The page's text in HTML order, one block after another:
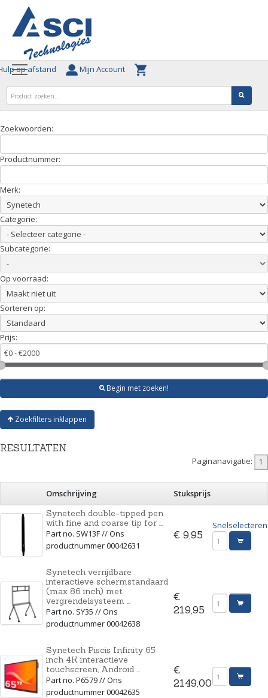
op afstand Mijn Account
Zoekwoorden:
Productnummer:
Merk:
Categorie:
Subcategorie:
Op voorraad:
Sorteren op:
Prijs:
Begin met zoeken!
Zoekfilters inklappen
RESULTATEN
Paginanavigatie:
Omschrijving
Stuksprijs
Synetech double-tipped pen
with fine and coarse tip for ...
Part no. SW13F // Ons
productnummer 00042631
€ 9,95
Snelselecteren
Synetech verrijdbare
interactieve schermstandaard
(max 86 inch) met
vergrendelsysteem ...
Part no. SY35 // Ons
productnummer 00042638
€
219,95
Synetech Piscis Infinity 65
inch 4K interactieve
touchscreen, Android ...
Part no. P6579 // Ons
productnummer 00042635
€
2149,00